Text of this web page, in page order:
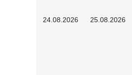
24.08.2026 25.08.2026